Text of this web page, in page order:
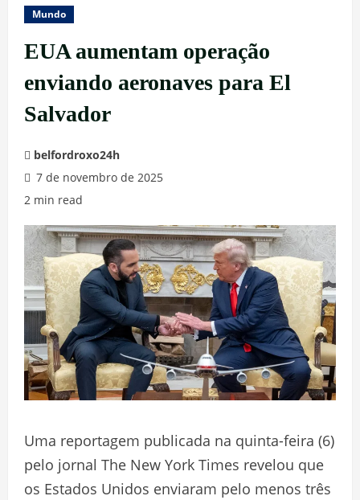
Mundo
EUA aumentam operação
enviando aeronaves para El
Salvador
belfordroxo24h
7 de novembro de 2025
2 min read
Uma reportagem publicada na quinta-feira (6)
pelo jornal The New York Times revelou que
os Estados Unidos enviaram pelo menos três